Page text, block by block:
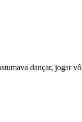
dançar, jogar